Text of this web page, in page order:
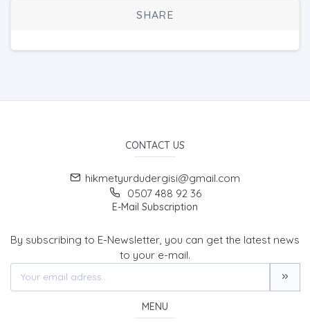
SHARE
CONTACT US
hikmetyurdudergisi@gmail.com
0507 488 92 36
E-Mail Subscription
By subscribing to E-Newsletter, you can get the latest news
to your e-mail.
MENU